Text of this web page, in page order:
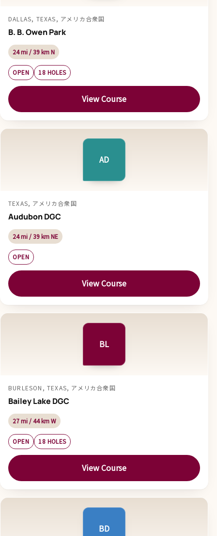
DALLAS, TEXAS, アメリカ合衆国
B. B. Owen Park
24 mi / 39 km N
OPEN 18 HOLES
View Course
AD
TEXAS, アメリカ合衆国
Audubon DGC
24 mi / 39 km NE
OPEN
View Course
BL
BURLESON, TEXAS, アメリカ合衆国
Bailey Lake DGC
27 mi / 44 km W
OPEN 18 HOLES
View Course
BD